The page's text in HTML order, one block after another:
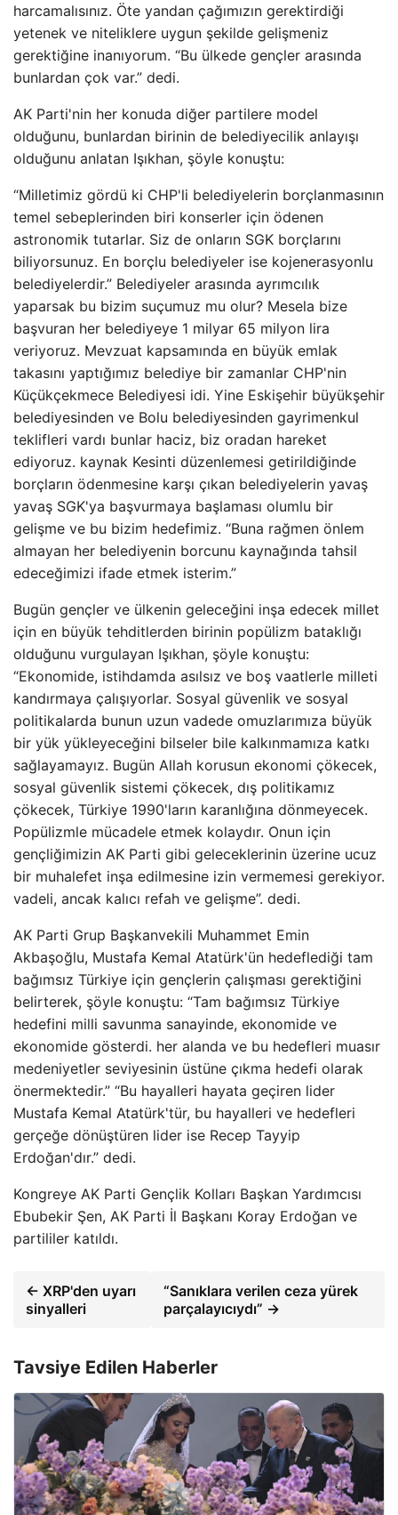
harcamalısınız. Öte yandan çağımızın gerektirdiği
yetenek ve niteliklere uygun şekilde gelişmeniz
gerektiğine inanıyorum. “Bu ülkede gençler arasında
bunlardan çok var.” dedi.
AK Parti'nin her konuda diğer partilere model
olduğunu, bunlardan birinin de belediyecilik anlayışı
olduğunu anlatan Işıkhan, şöyle konuştu:
“Milletimiz gördü ki CHP'li belediyelerin borçlanmasının
temel sebeplerinden biri konserler için ödenen
astronomik tutarlar. Siz de onların SGK borçlarını
biliyorsunuz. En borçlu belediyeler ise kojenerasyonlu
belediyelerdir.” Belediyeler arasında ayrımcılık
yaparsak bu bizim suçumuz mu olur? Mesela bize
başvuran her belediyeye 1 milyar 65 milyon lira
veriyoruz. Mevzuat kapsamında en büyük emlak
takasını yaptığımız belediye bir zamanlar CHP'nin
Küçükçekmece Belediyesi idi. Yine Eskişehir büyükşehir
belediyesinden ve Bolu belediyesinden gayrimenkul
teklifleri vardı bunlar haciz, biz oradan hareket
ediyoruz. kaynak Kesinti düzenlemesi getirildiğinde
borçların ödenmesine karşı çıkan belediyelerin yavaş
yavaş SGK'ya başvurmaya başlaması olumlu bir
gelişme ve bu bizim hedefimiz. “Buna rağmen önlem
almayan her belediyenin borcunu kaynağında tahsil
edeceğimizi ifade etmek isterim.”
Bugün gençler ve ülkenin geleceğini inşa edecek millet
için en büyük tehditlerden birinin popülizm bataklığı
olduğunu vurgulayan Işıkhan, şöyle konuştu:
“Ekonomide, istihdamda asılsız ve boş vaatlerle milleti
kandırmaya çalışıyorlar. Sosyal güvenlik ve sosyal
politikalarda bunun uzun vadede omuzlarımıza büyük
bir yük yükleyeceğini bilseler bile kalkınmamıza katkı
sağlayamayız. Bugün Allah korusun ekonomi çökecek,
sosyal güvenlik sistemi çökecek, dış politikamız
çökecek, Türkiye 1990'ların karanlığına dönmeyecek.
Popülizmle mücadele etmek kolaydır. Onun için
gençliğimizin AK Parti gibi geleceklerinin üzerine ucuz
bir muhalefet inşa edilmesine izin vermemesi gerekiyor.
vadeli, ancak kalıcı refah ve gelişme”. dedi.
AK Parti Grup Başkanvekili Muhammet Emin
Akbaşoğlu, Mustafa Kemal Atatürk'ün hedeflediği tam
bağımsız Türkiye için gençlerin çalışması gerektiğini
belirterek, şöyle konuştu: “Tam bağımsız Türkiye
hedefini milli savunma sanayinde, ekonomide ve
ekonomide gösterdi. her alanda ve bu hedefleri muasır
medeniyetler seviyesinin üstüne çıkma hedefi olarak
önermektedir.” “Bu hayalleri hayata geçiren lider
Mustafa Kemal Atatürk'tür, bu hayalleri ve hedefleri
gerçeğe dönüştüren lider ise Recep Tayyip
Erdoğan'dır.” dedi.
Kongreye AK Parti Gençlik Kolları Başkan Yardımcısı
Ebubekir Şen, AK Parti İl Başkanı Koray Erdoğan ve
partililer katıldı.
← XRP'den uyarı
sinyalleri
“Sanıklara verilen ceza yürek
parçalayıcıydı” →
Tavsiye Edilen Haberler